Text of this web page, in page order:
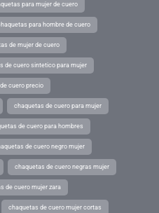
para mujer de cuero
para hombre de cuero
de mujer de cuero
de cuero sintetico para mujer
cuero precio
chaquetas de cuero para mujer
de cuero para hombres
de cuero negro mujer
chaquetas de cuero negras mujer
de cuero mujer zara
chaquetas de cuero mujer cortas